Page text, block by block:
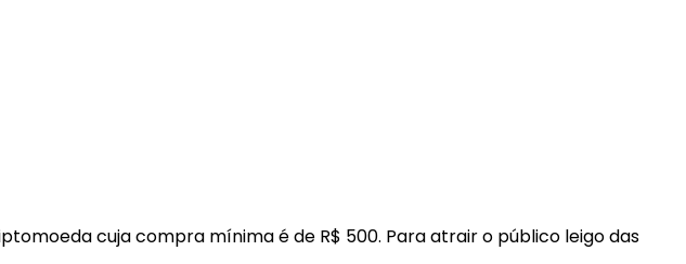
cuja compra mínima é de R$ 500. Para atrair o público leigo das